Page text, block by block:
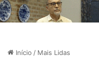
Início / Mais Lidas